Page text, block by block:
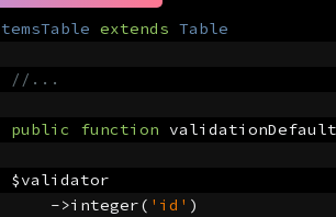
extends Table
//...
public function validationDefault
$validator
->integer( 'id' )